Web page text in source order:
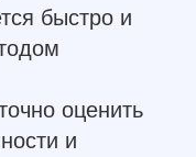
быстро и
оценить
и